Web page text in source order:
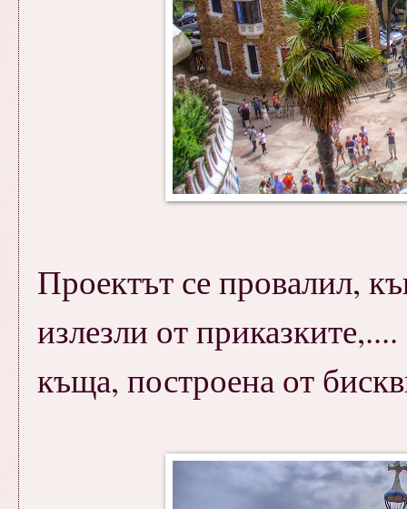
Проектът се провалил,
излезли от
къща, построена от